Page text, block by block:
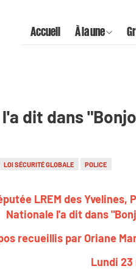
Accueil À la une
dit dans
LOI SÉCURITÉ GLOBALE POLICE
LREM des Yvelines,
Nationale l'a dit dans
recueillis par Oriane
Lundi 23